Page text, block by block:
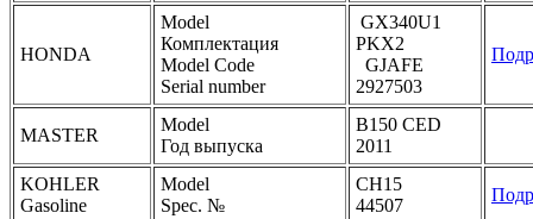
HONDA
Model
Комплектация
Model Code
Serial number
GX340U1
PKX2
GJAFE
2927503
MASTER
Model
Год выпуска
B150 CED
2011
KOHLER
Gasoline
Model
Spec. №
CH15
44507